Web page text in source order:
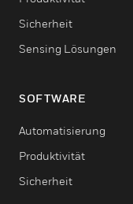
Sicherheit
Sensing Lösungen
SOFTWARE
Automatisierung
Produktivität
Sicherheit